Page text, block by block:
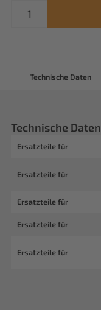
Technische Daten
Technische Daten
Ersatzteile für
Ersatzteile für
Ersatzteile für
Ersatzteile für
Ersatzteile für